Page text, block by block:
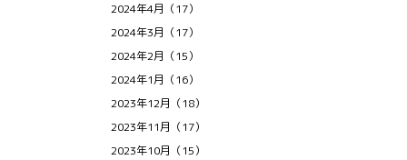
2024年4月（17）
2024年3月（17）
2024年2月（15）
2024年1月（16）
2023年12月（18）
2023年11月（17）
2023年10月（15）